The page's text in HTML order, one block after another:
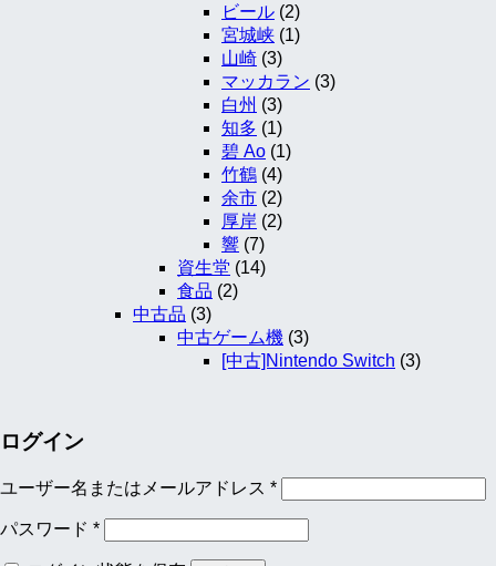
ビール (2)
宮城峡 (1)
山崎 (3)
マッカラン (3)
白州 (3)
知多 (1)
碧 Ao (1)
竹鶴 (4)
余市 (2)
厚岸 (2)
響 (7)
資生堂 (14)
食品 (2)
中古品 (3)
中古ゲーム機 (3)
[中古]Nintendo Switch (3)
ログイン
ユーザー名またはメールアドレス *
パスワード *